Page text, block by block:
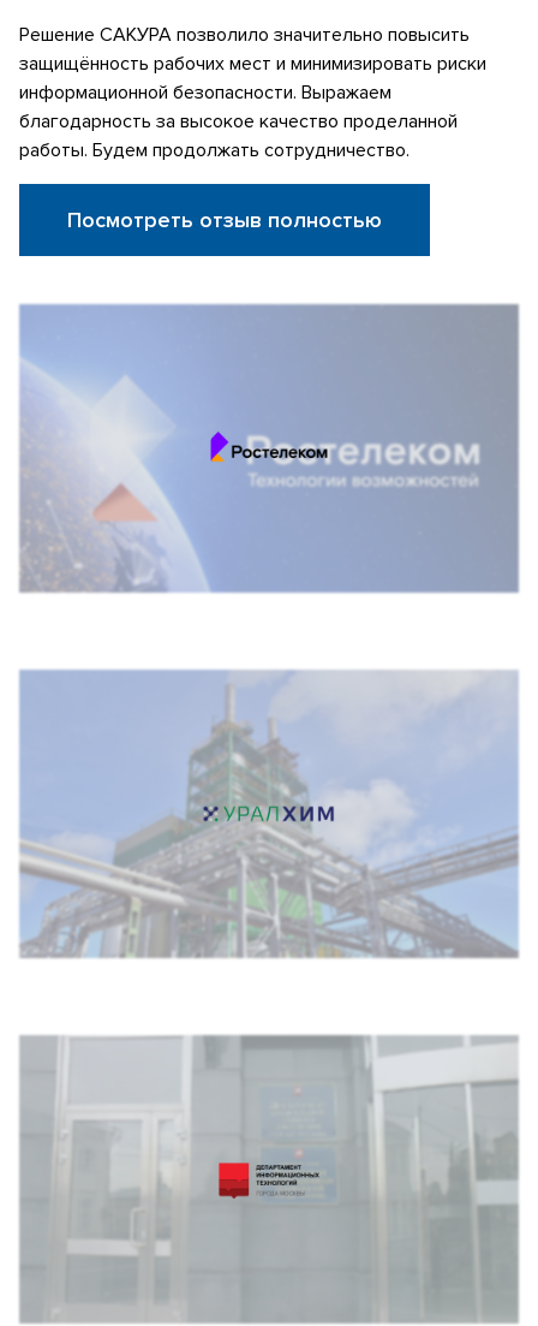
Решение САКУРА позволило значительно повысить
защищённость рабочих мест и минимизировать риски
информационной безопасности. Выражаем
благодарность за высокое качество проделанной
работы. Будем продолжать сотрудничество.
Посмотреть отзыв полностью